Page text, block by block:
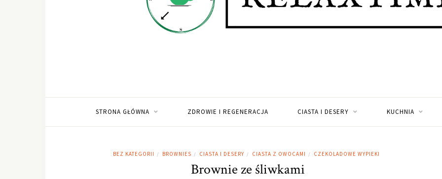
STRONA GŁÓWNA ZDROWIE I REGENERACJA CIASTA I DESERY KUCHNIA
BEZ KATEGORII / BROWNIES / CIASTA I DESERY / CIASTA Z OWOCAMI / CZEKOLADOWE WYPIEKI
Brownie ze śliwkami